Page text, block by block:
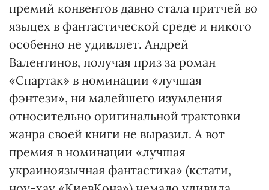
премий конвентов давно стала притчей во
языцех в фантастической среде и никого
особенно не удивляет. Андрей
Валентинов, получая приз за роман
«Спартак» в номинации «лучшая
фэнтези», ни малейшего изумления
относительно оригинальной трактовки
жанра своей книги не выразил. А вот
премия в номинации «лучшая
украиноязычная фантастика» (кстати,